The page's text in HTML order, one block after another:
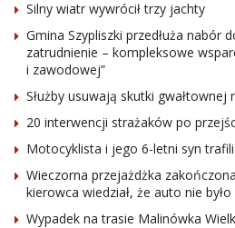
Silny wiatr wywrócił trzy jachty
Gmina Szypliszki przedłuża nabór
zatrudnienie – kompleksowe
i zawodowej”
Służby usuwają skutki gwałtownej
20 interwencji strażaków po
Motocyklista i jego 6-letni syn
Wieczorna przejażdżka
kierowca wiedział, że auto nie
Wypadek na trasie Malinówka